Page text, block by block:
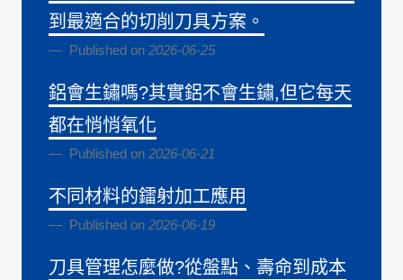
到最適合的切削刀具方案。
Published on 2026-06-25
鋁會生鏽嗎?其實鋁不會生鏽,但它每天
都在悄悄氧化
Published on 2026-06-21
不同材料的鐳射加工應用
Published on 2026-06-19
刀具管理怎麼做?從盤點、壽命到成本